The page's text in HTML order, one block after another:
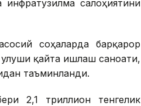
салоҳиятини
соҳаларда барқарор
қайта ишлаш саноати,
таъминланди.
2,1 триллион тенгелик